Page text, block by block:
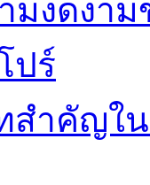
มงดงาม
ปร์
สำคัญใ